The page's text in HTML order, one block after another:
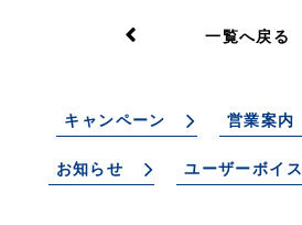
一覧へ戻る
キャンペーン 営業案内
お知らせ ユーザーボイス